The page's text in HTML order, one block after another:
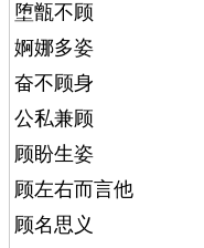
堕甑不顾
婀娜多姿
奋不顾身
公私兼顾
顾盼生姿
顾左右而言他
顾名思义